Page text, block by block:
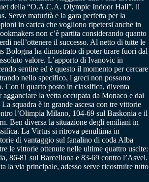
della “O.A.C.A. Olympic Indoor Hall”, il
Serve maturità e la gara perfetta per la
in carica che vogliono ripetersi anche in
non c’è partita considerando quanto
nell’ottenere il successo. Al netto di tutte le
Bologna ha dimostrato di poter tirare fuori dal
valore. L’apporto di Ivanovic in
sentire ed è questo il momento per cercare
nello specifico, i greci non possono
Con il quarto posto in classifica, diventa
la vetta occupata da Monaco e dai
squadra è in grande ascesa con tre vittorie
l’Olimpia Milano, 104-69 sul Baskonia e il
Ben diversa la situazione degli emiliani in
La Virtus si ritrova penultima in
di vantaggio sul fanalino di coda Alba
le vittorie ottenute nelle ultime quattro uscite:
86-81 sul Barcellona e 83-69 contro l’Asvel.
la via principale, adesso serve ricostruire tutto